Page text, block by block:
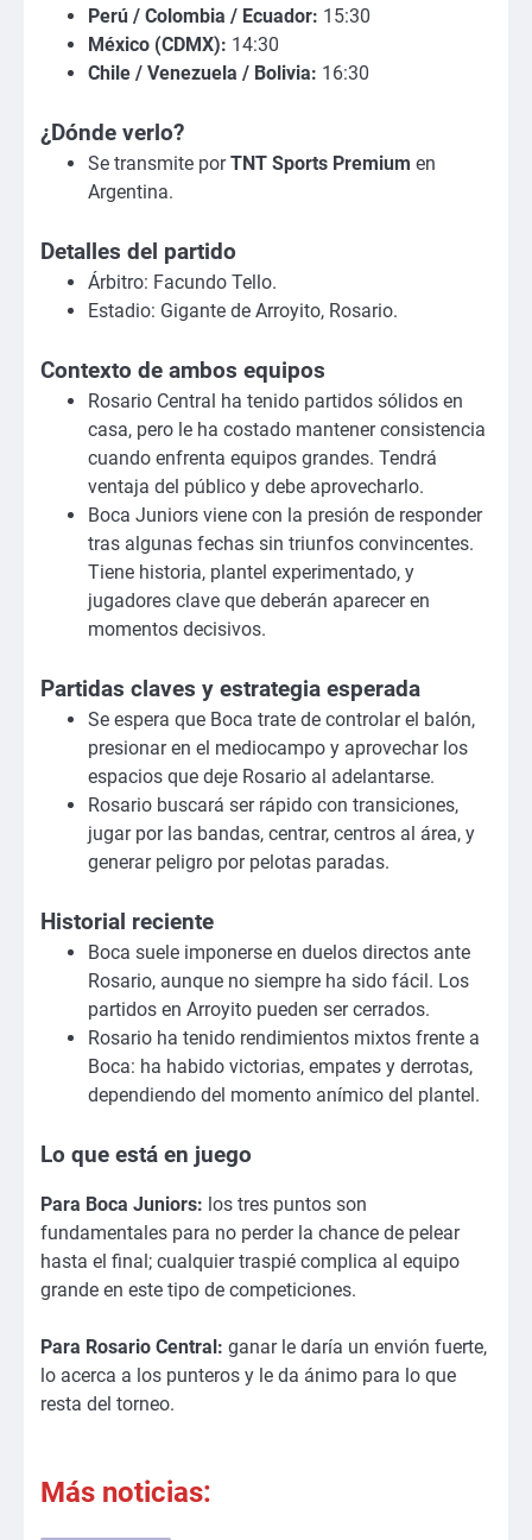
Perú / Colombia / Ecuador: 15:30
México (CDMX): 14:30
Chile / Venezuela / Bolivia: 16:30
¿Dónde verlo?
Se transmite porTNT Sports Premium en
Argentina.
Detalles del partido
Árbitro: Facundo Tello.
Estadio: Gigante de Arroyito, Rosario.
Contexto de ambos equipos
Rosario Central ha tenido partidos sólidos en
casa, pero le ha costado mantener consistencia
cuando enfrenta equipos grandes. Tendrá
ventaja del público y debe aprovecharlo.
Boca Juniors viene con la presión de responder
tras algunas fechas sin triunfos convincentes.
Tiene historia, plantel experimentado, y
jugadores clave que deberán aparecer en
momentos decisivos.
Partidas claves y estrategia esperada
Se espera que Boca trate de controlar el balón,
presionar en el mediocampo y aprovechar los
espacios que deje Rosario al adelantarse.
Rosario buscará ser rápido con transiciones,
jugar por las bandas, centrar, centros al área, y
generar peligro por pelotas paradas.
Historial reciente
Boca suele imponerse en duelos directos ante
Rosario, aunque no siempre ha sido fácil. Los
partidos en Arroyito pueden ser cerrados.
Rosario ha tenido rendimientos mixtos frente a
Boca: ha habido victorias, empates y derrotas,
dependiendo del momento anímico del plantel.
Lo que está en juego
Para Boca Juniors: los tres puntos son
fundamentales para no perder la chance de pelear
hasta el final; cualquier traspié complica al equipo
grande en este tipo de competiciones.
Para Rosario Central: ganar le daría un envión fuerte,
lo acerca a los punteros y le da ánimo para lo que
resta del torneo.
Más noticias: